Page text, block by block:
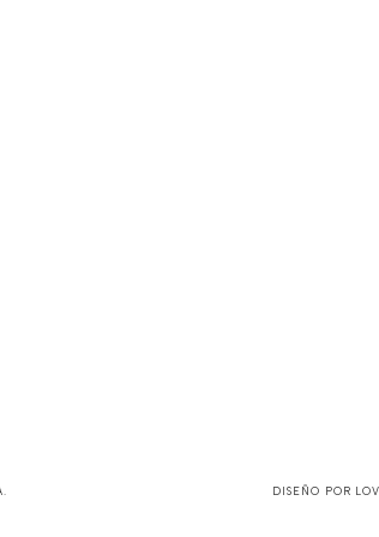
DISEÑO POR